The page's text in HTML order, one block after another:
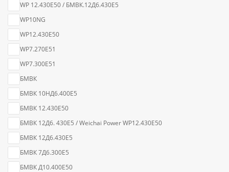
WP 12.430Е50 / БМВК.12Д6.430Е5
WP10NG
WP12.430E50
WP7.270E51
WP7.300E51
БМВК
БМВК 10НД6.400Е5
БМВК 12.430E50
БМВК 12Д6. 430Е5 / Weichai Power WP12.430E50
БМВК 12Д6.430Е5
БМВК 7Д6.300Е5
БМВК Д10.400E50